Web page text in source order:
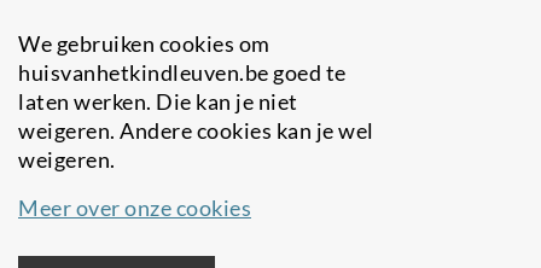
We gebruiken cookies om
huisvanhetkindleuven.be goed te
laten werken. Die kan je niet
weigeren. Andere cookies kan je wel
weigeren.
Meer over onze cookies